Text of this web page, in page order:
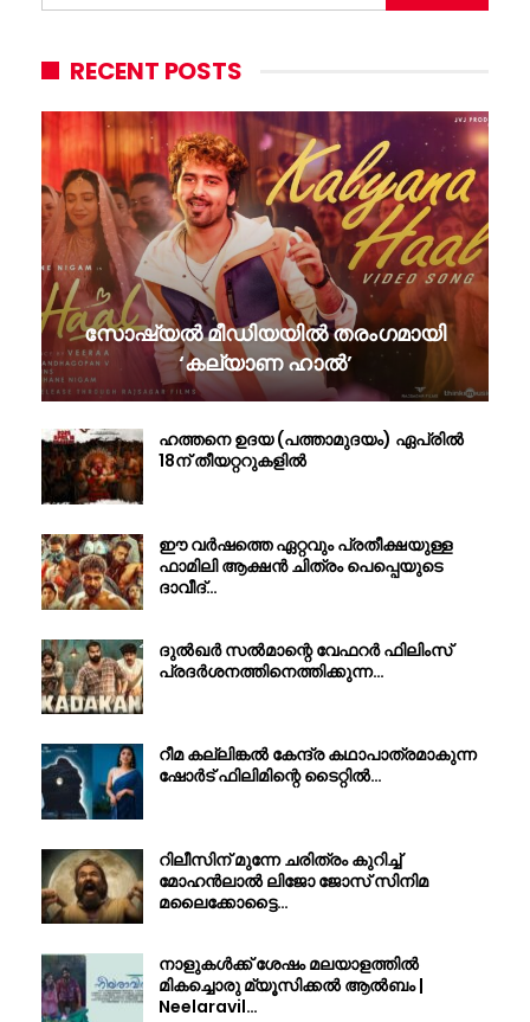
RECENT POSTS
സോഷ്യൽ മീഡിയയിൽ തരംഗമായി
‘കല്യാണ ഹാൽ’
ഹത്തനെ ഉദയ (പത്താമുദയം) ഏപ്രിൽ
18ന് തീയറ്ററുകളിൽ
ഈ വർഷത്തെ ഏറ്റവും പ്രതീക്ഷയുള്ള
ഫാമിലി ആക്ഷൻ ചിത്രം പെപ്പെയുടെ
ദാവീദ്…
ദുൽഖർ സൽമാന്റെ വേഫറർ ഫിലിംസ്
പ്രദർശനത്തിനെത്തിക്കുന്ന…
റീമ കല്ലിങ്കൽ കേന്ദ്ര കഥാപാത്രമാകുന്ന
ഷോർട് ഫിലിമിന്റെ ടൈറ്റിൽ…
റിലീസിന് മുന്നേ ചരിത്രം കുറിച്ച്
മോഹൻലാൽ ലിജോ ജോസ് സിനിമ
മലൈക്കോട്ടൈ…
നാളുകൾക്ക് ശേഷം മലയാളത്തിൽ
മികച്ചൊരു മ്യൂസിക്കൽ ആൽബം |
Neelaravil…